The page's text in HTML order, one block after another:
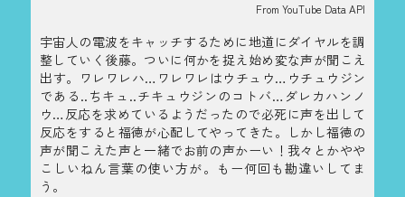
From YouTube Data API
宇宙人の電波をキャッチするために地道にダイヤルを調
整していく後藤。ついに何かを捉え始め変な声が聞こえ
出す。ワレワレハ…ワレワレはウチュウ…ウチュウジン
である..ちキュ..チキュウジンのコトバ…ダレカハンノ
ウ…反応を求めているようだったので必死に声を出して
反応をすると福徳が心配してやってきた。しかし福徳の
声が聞こえた声と一緒でお前の声かーい！我々とかやや
こしいねん言葉の使い方が。もー何回も勘違いしてま
う。